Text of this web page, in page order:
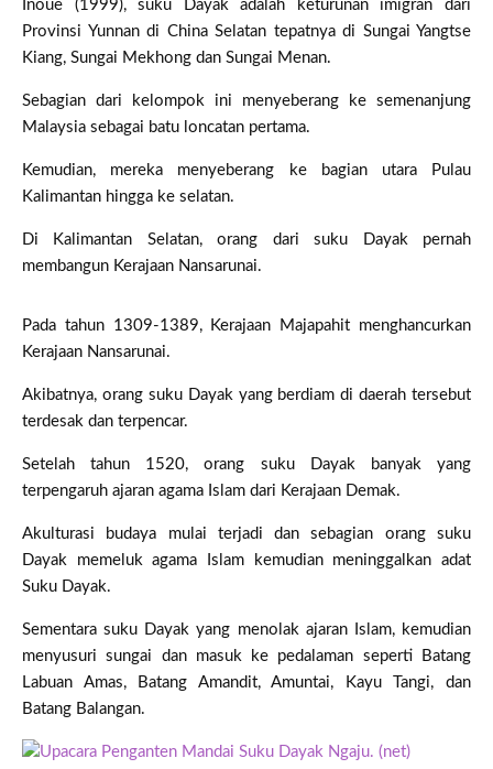
Inoue (1999), suku Dayak adalah keturunan imigran dari
Provinsi Yunnan di China Selatan tepatnya di Sungai Yangtse
Kiang, Sungai Mekhong dan Sungai Menan.
Sebagian dari kelompok ini menyeberang ke semenanjung
Malaysia sebagai batu loncatan pertama.
Kemudian, mereka menyeberang ke bagian utara Pulau
Kalimantan hingga ke selatan.
Di Kalimantan Selatan, orang dari suku Dayak pernah
membangun Kerajaan Nansarunai.
Pada tahun 1309-1389, Kerajaan Majapahit menghancurkan
Kerajaan Nansarunai.
Akibatnya, orang suku Dayak yang berdiam di daerah tersebut
terdesak dan terpencar.
Setelah tahun 1520, orang suku Dayak banyak yang
terpengaruh ajaran agama Islam dari Kerajaan Demak.
Akulturasi budaya mulai terjadi dan sebagian orang suku
Dayak memeluk agama Islam kemudian meninggalkan adat
Suku Dayak.
Sementara suku Dayak yang menolak ajaran Islam, kemudian
menyusuri sungai dan masuk ke pedalaman seperti Batang
Labuan Amas, Batang Amandit, Amuntai, Kayu Tangi, dan
Batang Balangan.